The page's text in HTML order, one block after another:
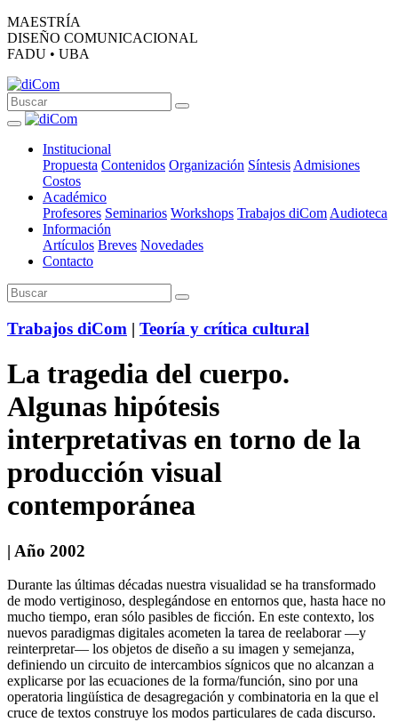
MAESTRÍA
DISEÑO COMUNICACIONAL
FADU • UBA
Institucional
Propuesta Contenidos Organización Síntesis Admisiones
Costos
Académico
Profesores Seminarios Workshops Trabajos diCom Audioteca
Información
Artículos Breves Novedades
Contacto
Trabajos diCom | Teoría y crítica cultural
La tragedia del cuerpo.
Algunas hipótesis
interpretativas en torno de la
producción visual
contemporánea
| Año 2002
Durante las últimas décadas nuestra visualidad se ha transformado
de modo vertiginoso, desplegándose en entornos que, hasta hace no
mucho tiempo, eran sólo pasibles de ficción. En este contexto, los
nuevos paradigmas digitales acometen la tarea de reelaborar —y
reinterpretar— los objetos de diseño a su imagen y semejanza,
definiendo un circuito de intercambios sígnicos que no alcanzan a
explicarse por las ecuaciones de la forma/función, sino por una
operatoria lingüística de desagregación y combinatoria en la que el
cruce de textos construye los modos particulares de cada discurso.